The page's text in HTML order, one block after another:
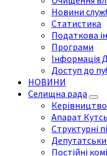
Новини
Статистика
Податкова
Програми
Інформація
Доступ до
НОВИНИ
Селищна рада
Керівництво
Апарат
Структурні
Постійні